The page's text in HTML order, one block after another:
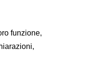
funzione,